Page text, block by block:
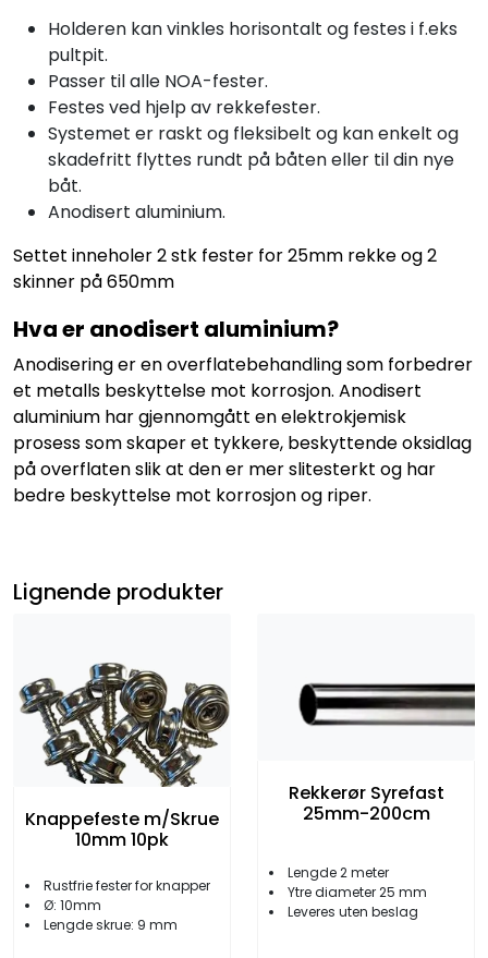
Holderen kan vinkles horisontalt og festes i f.eks
pultpit.
Passer til alle NOA-fester.
Festes ved hjelp av rekkefester.
Systemet er raskt og fleksibelt og kan enkelt og
skadefritt flyttes rundt på båten eller til din nye
båt.
Anodisert aluminium.
Settet inneholer 2 stk fester for 25mm rekke og 2
skinner på 650mm
Hva er anodisert aluminium?
Anodisering er en overflatebehandling som forbedrer
et metalls beskyttelse mot korrosjon. Anodisert
aluminium har gjennomgått en elektrokjemisk
prosess som skaper et tykkere, beskyttende oksidlag
på overflaten slik at den er mer slitesterkt og har
bedre beskyttelse mot korrosjon og riper.
Lignende produkter
Knappefeste m/Skrue
10mm 10pk
Rustfrie fester for knapper
Ø: 10mm
Lengde skrue: 9 mm
Rekkerør Syrefast
25mm-200cm
Lengde 2 meter
Ytre diameter 25 mm
Leveres uten beslag